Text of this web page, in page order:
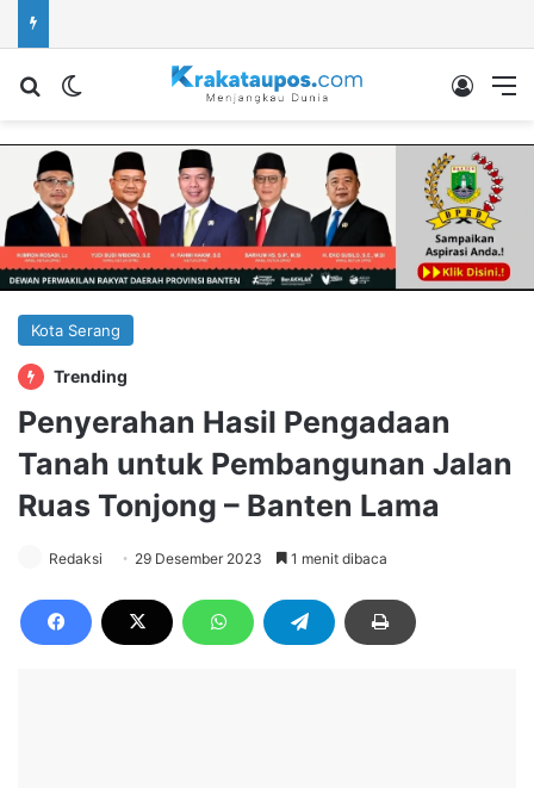
Cari berita...Switch skin Log In
Kota Serang
Trending
Penyerahan Hasil Pengadaan
Tanah untuk Pembangunan Jalan
Ruas Tonjong – Banten Lama
Redaksi 29 Desember 2023 1 menit dibaca